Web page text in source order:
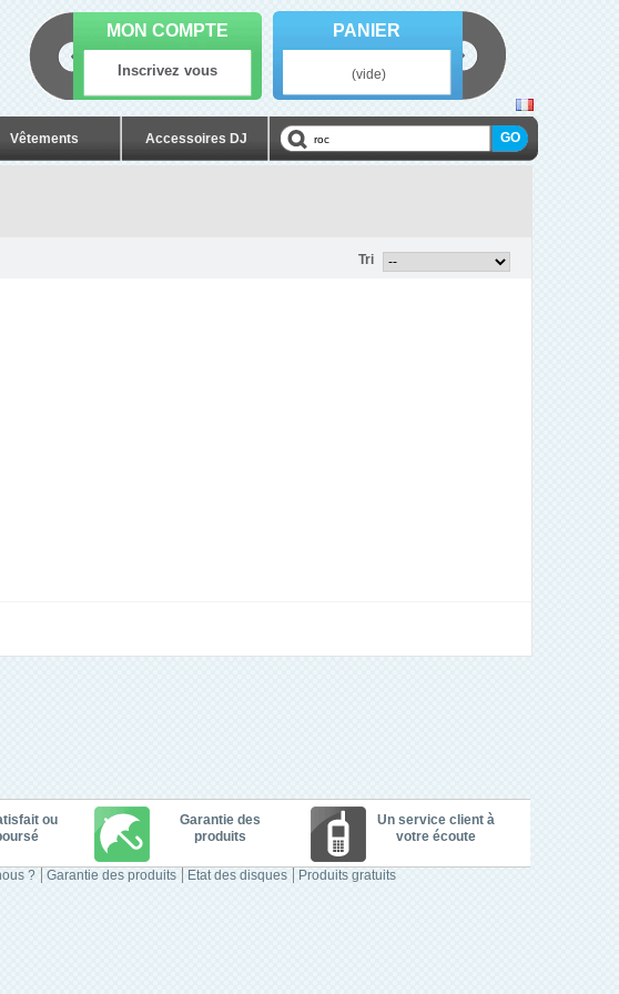
Vêtements Accessoires DJ
MON COMPTE
Inscrivez vous
PANIER
(vide)
Tri
ou
Garantie des
produits
Un service client à
votre écoute
? Garantie des produits Etat des disques Produits gratuits